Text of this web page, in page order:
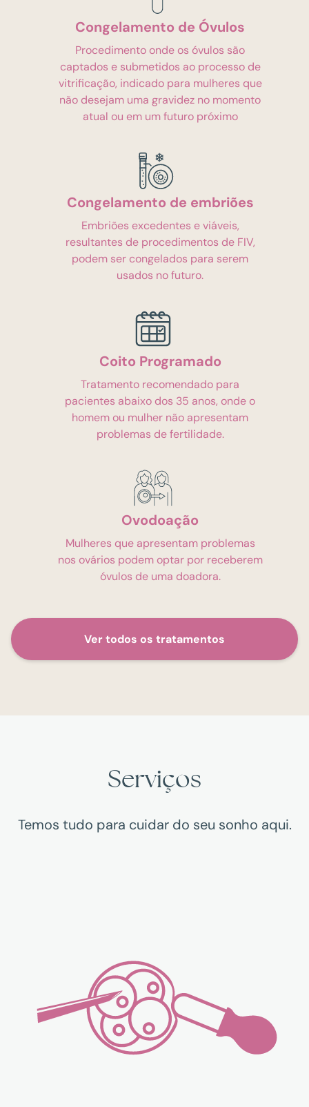
Congelamento de Óvulos
Procedimento onde os óvulos são
captados e submetidos ao processo de
vitrificação, indicado para mulheres que
não desejam uma gravidez no momento
atual ou em um futuro próximo
Congelamento de embriões
Embriões excedentes e viáveis,
resultantes de procedimentos de FIV,
podem ser congelados para serem
usados no futuro.
Coito Programado
Tratamento recomendado para
pacientes abaixo dos 35 anos, onde o
homem ou mulher não apresentam
problemas de fertilidade.
Ovodoação
Mulheres que apresentam problemas
nos ovários podem optar por receberem
óvulos de uma doadora.
Ver todos os tratamentos
Serviços
Temos tudo para cuidar do seu sonho aqui.